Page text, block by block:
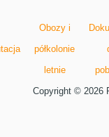
Obozy i
półkolonie
letnie
Copyright © 2026